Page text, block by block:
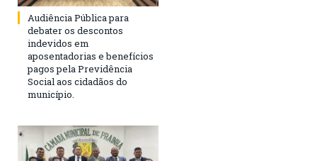
Audiência Pública para
debater os descontos
indevidos em
aposentadorias e benefícios
pagos pela Previdência
Social aos cidadãos do
município.